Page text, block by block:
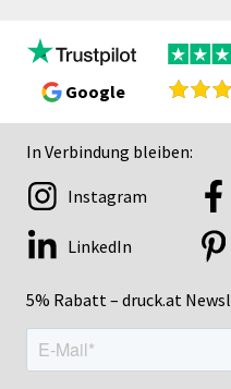
Google
In Verbindung bleiben:
5% Rabatt – druck.at
Instagram
LinkedIn